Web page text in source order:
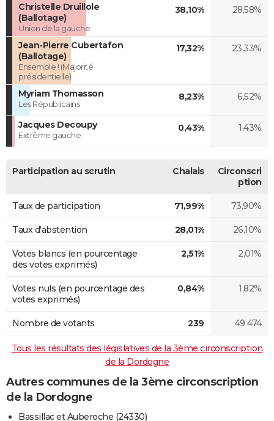
Christelle Druillole
(Ballotage)
Union de la gauche
38,10% 28,58%
Jean-Pierre Cubertafon
(Ballotage)
Ensemble ! (Majorité
présidentielle)
17,32% 23,33%
Myriam Thomasson
Les Républicains
8,23% 6,52%
Jacques Decoupy
Extrême gauche
0,43% 1,43%
Participation au scrutin Chalais
Circonscri
ption
Taux de participation 71,99% 73,90%
Taux d'abstention 28,01% 26,10%
Votes blancs (en pourcentage
des votes exprimés)
2,51% 2,01%
Votes nuls (en pourcentage des
votes exprimés)
0,84% 1,82%
Nombre de votants 239 49 474
Tous les résultats des législatives de la 3ème circonscription
de la Dordogne
Autres communes de la 3ème circonscription
de la Dordogne
Bassillac et Auberoche (24330)